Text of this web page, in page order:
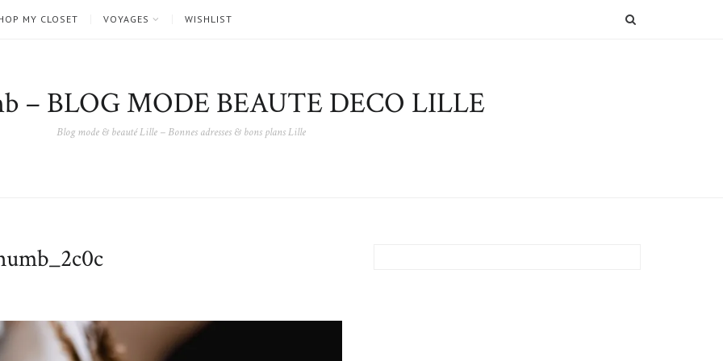
MY CLOSET VOYAGES WISHLIST
– BLOG MODE BEAUTE DECO LILLE
Blog mode & beauté Lille – Bonnes adresses & bons plans Lille